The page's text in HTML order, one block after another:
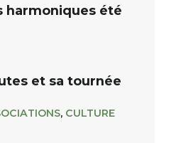
harmoniques été
et sa tournée
, CULTURE